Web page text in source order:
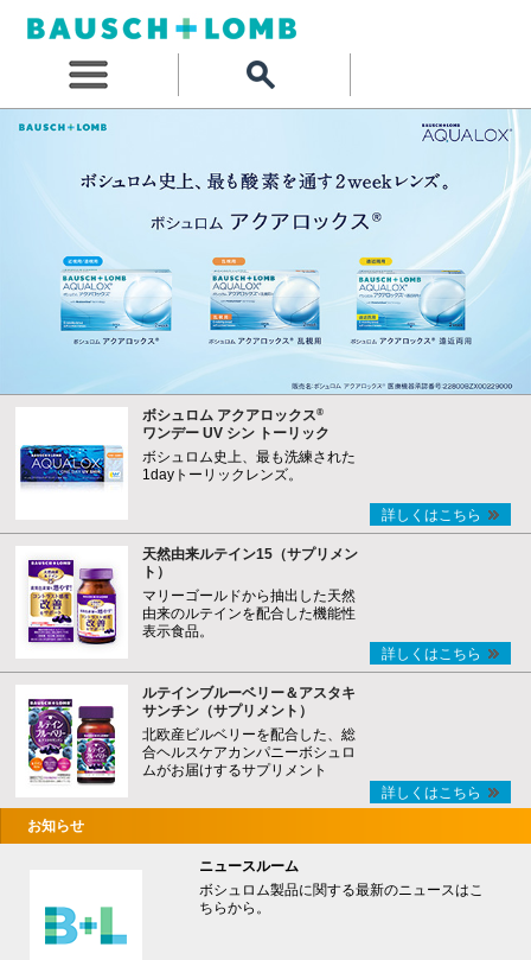
ボシュロム アクアロックス®
ワンデー UV シン トーリック
ボシュロム史上、最も洗練された
1dayトーリックレンズ。
詳しくはこちら
天然由来ルテイン15（サプリメン
ト）
マリーゴールドから抽出した天然
由来のルテインを配合した機能性
表示食品。
詳しくはこちら
ルテインブルーベリー＆アスタキ
サンチン（サプリメント）
北欧産ビルベリーを配合した、総
合ヘルスケアカンパニーボシュロ
ムがお届けするサプリメント
詳しくはこちら
お知らせ
ニュースルーム
ボシュロム製品に関する最新のニュースはこ
ちらから。